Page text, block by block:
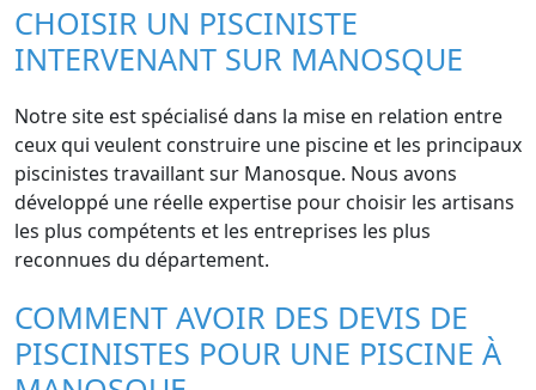
CHOISIR UN PISCINISTE
INTERVENANT SUR MANOSQUE
Notre site est spécialisé dans la mise en relation entre
ceux qui veulent construire une piscine et les principaux
piscinistes travaillant sur Manosque. Nous avons
développé une réelle expertise pour choisir les artisans
les plus compétents et les entreprises les plus
reconnues du département.
COMMENT AVOIR DES DEVIS DE
PISCINISTES POUR UNE PISCINE À